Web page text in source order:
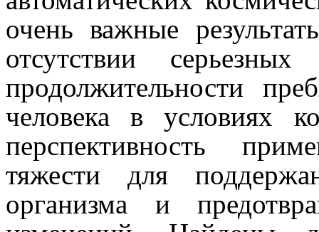
очень важные
отсутствии
продолжительности
человека в условиях
перспективность
тяжести для
организма и